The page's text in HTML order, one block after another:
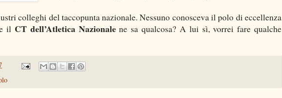
colleghi del taccopunta nazionale. Nessuno conosceva il polo di eccellenza
il CT dell’Atletica Nazionalene sa qualcosa? A lui sì, vorrei fare qualche